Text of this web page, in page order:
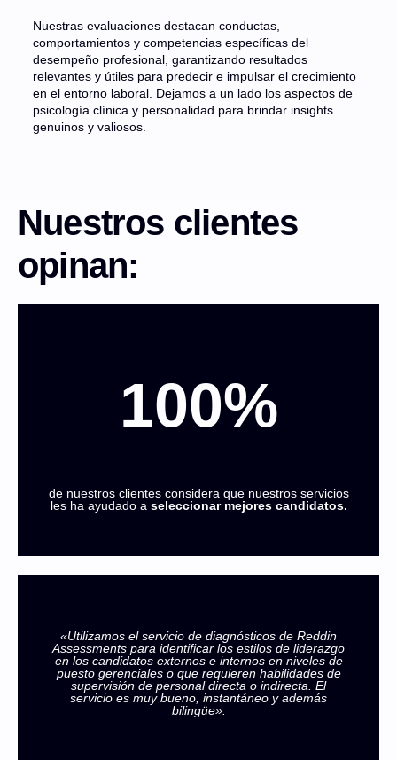
Nuestras evaluaciones destacan conductas,
comportamientos y competencias específicas del
desempeño profesional, garantizando resultados
relevantes y útiles para predecir e impulsar el crecimiento
en el entorno laboral. Dejamos a un lado los aspectos de
psicología clínica y personalidad para brindar insights
genuinos y valiosos.
Nuestros clientes
opinan:
100%
de nuestros clientes considera que nuestros servicios
les ha ayudado a seleccionar mejores candidatos.
«Utilizamos el servicio de diagnósticos de Reddin
Assessments para identificar los estilos de liderazgo
en los candidatos externos e internos en niveles de
puesto gerenciales o que requieren habilidades de
supervisión de personal directa o indirecta. El
servicio es muy bueno, instantáneo y además
bilingüe».